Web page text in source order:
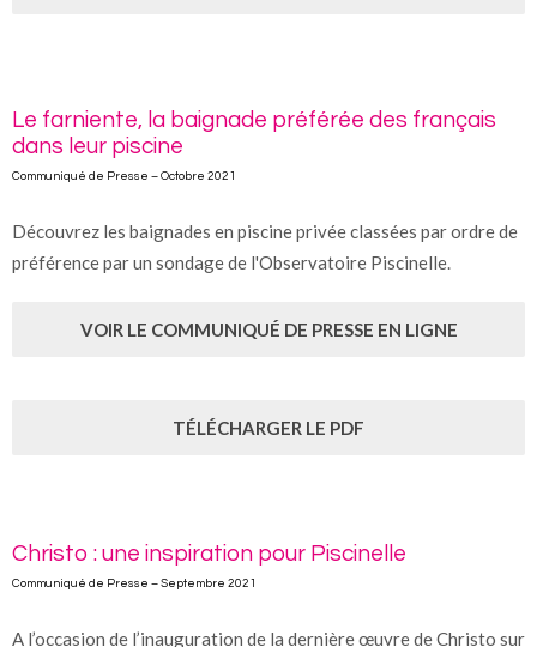
Le farniente, la baignade préférée des français
dans leur piscine
Communiqué de Presse – Octobre 2021
Découvrez les baignades en piscine privée classées par ordre de
préférence par un sondage de l'Observatoire Piscinelle.
VOIR LE COMMUNIQUÉ DE PRESSE EN LIGNE
TÉLÉCHARGER LE PDF
Christo : une inspiration pour Piscinelle
Communiqué de Presse – Septembre 2021
A l’occasion de l’inauguration de la dernière œuvre de Christo sur